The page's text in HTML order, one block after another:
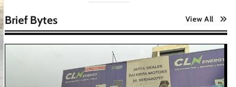
Brief Bytes View All